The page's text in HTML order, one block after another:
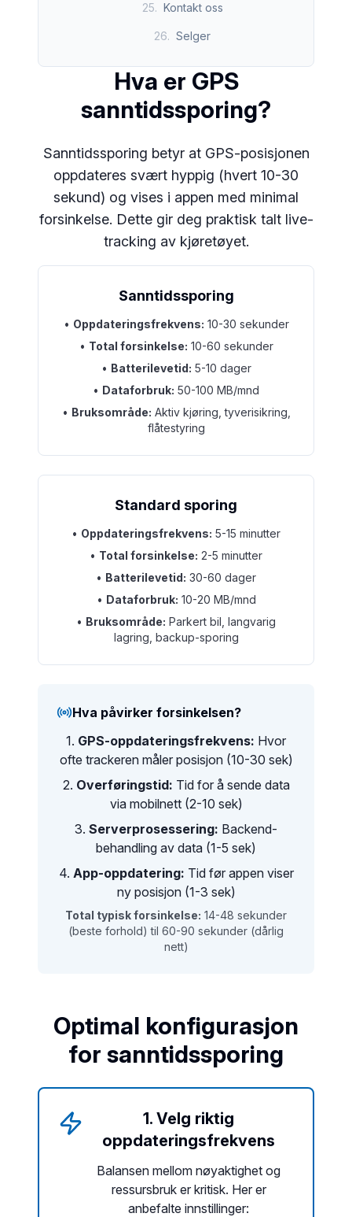
25. Kontakt oss
26. Selger
Hva er GPS
sanntidssporing?
Sanntidssporing betyr at GPS-posisjonen
oppdateres svært hyppig (hvert 10-30
sekund) og vises i appen med minimal
forsinkelse. Dette gir deg praktisk talt live-
tracking av kjøretøyet.
Sanntidssporing
• Oppdateringsfrekvens: 10-30 sekunder
• Total forsinkelse: 10-60 sekunder
• Batterilevetid: 5-10 dager
• Dataforbruk: 50-100 MB/mnd
• Bruksområde: Aktiv kjøring, tyverisikring,
flåtestyring
Standard sporing
• Oppdateringsfrekvens: 5-15 minutter
• Total forsinkelse: 2-5 minutter
• Batterilevetid: 30-60 dager
• Dataforbruk: 10-20 MB/mnd
• Bruksområde: Parkert bil, langvarig
lagring, backup-sporing
Hva påvirker forsinkelsen?
1. GPS-oppdateringsfrekvens: Hvor
ofte trackeren måler posisjon (10-30 sek)
2. Overføringstid: Tid for å sende data
via mobilnett (2-10 sek)
3. Serverprosessering: Backend-
behandling av data (1-5 sek)
4. App-oppdatering: Tid før appen viser
ny posisjon (1-3 sek)
Total typisk forsinkelse: 14-48 sekunder
(beste forhold) til 60-90 sekunder (dårlig
nett)
Optimal konfigurasjon
for sanntidssporing
1. Velg riktig
oppdateringsfrekvens
Balansen mellom nøyaktighet og
ressursbruk er kritisk. Her er
anbefalte innstillinger: